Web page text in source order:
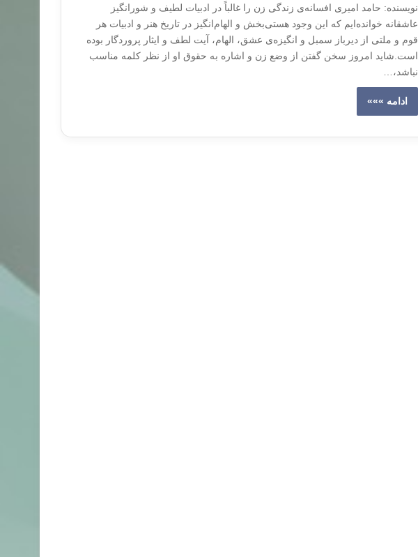
نویسنده: حامد امیری افسانه‌ی زندگی زن را غالباً در ادبیات لطیف و شورانگیز
عاشقانه خوانده‌ایم که این وجود هستی‌بخش و الهام‌انگیز در تاریخ هنر و ادبیات هر
قوم و ملتی از دیرباز سمبل و انگیزه‌ی عشق، الهام، آیت لطف و ایثار پروردگار بوده
است.شاید امروز سخن گفتن از وضع زن و اشاره به حقوق او از نظر کلمه مناسب
نباشد،…
ادامه »»»